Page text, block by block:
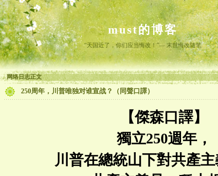
must的博客
“天国近了，你们应当悔改！”— 末世悔改随笔
网络日志正文
250周年，川普唯独对谁宣战？（同聲口譯）
【傑森口譯】
獨立250週年，
川普在總統山下對共產